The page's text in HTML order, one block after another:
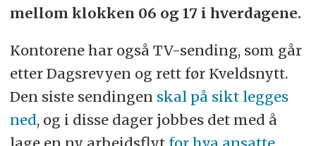
mellom klokken 06 og 17 i hverdagene.
Kontorene har også TV-sending, som går
etter Dagsrevyen og rett før Kveldsnytt.
Den siste sendingen skal på sikt legges
ned, og i disse dager jobbes det med å